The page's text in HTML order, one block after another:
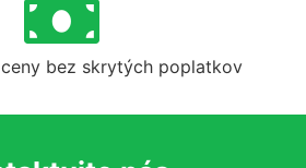
bez skrytých poplatkov